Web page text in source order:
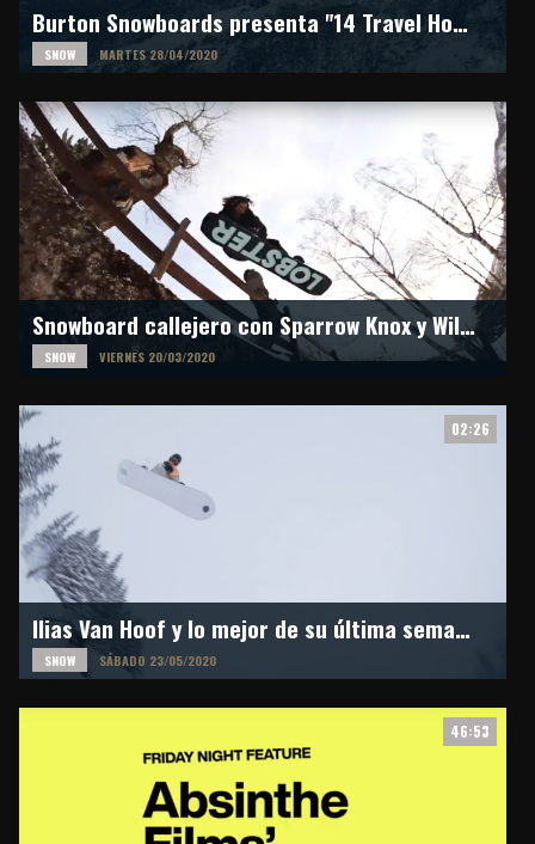
Burton Snowboards presenta "14 Travel Hours, One World"
SNOW MARTES 28/04/2020
Snowboard callejero con Sparrow Knox y Will Smith en Mates Italy
SNOW VIERNES 20/03/2020
02:26
Ilias Van Hoof y lo mejor de su última semana en Laax
SNOW SÁBADO 23/05/2020
46:53